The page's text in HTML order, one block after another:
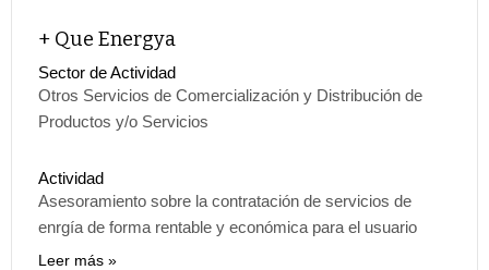
+ Que Energya
Sector de Actividad
Otros Servicios de Comercialización y Distribución de
Productos y/o Servicios
Actividad
Asesoramiento sobre la contratación de servicios de
enrgía de forma rentable y económica para el usuario
Leer más